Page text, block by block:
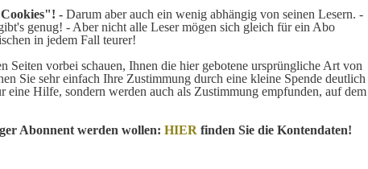
- Darum aber auch ein wenig abhängig von seinen Lesern. -
genug! - Aber nicht alle Leser mögen sich gleich für ein Abo
in jedem Fall teurer!
Seiten vorbei schauen, Ihnen die hier gebotene ursprüngliche Art von
Sie sehr einfach Ihre Zustimmung durch eine kleine Spende deutlich
eine Hilfe, sondern werden auch als Zustimmung empfunden, auf dem
Abonnent werden wollen: HIER finden Sie die Kontendaten!